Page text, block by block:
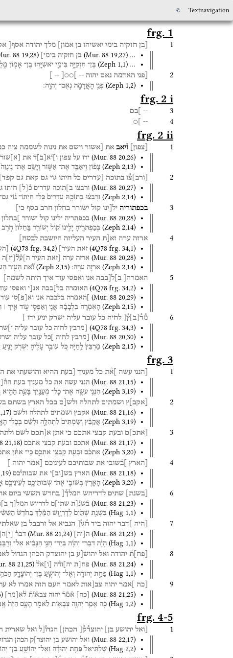
© Textnavigation
frg. 1
1 [בן חזקיה בימי יאשיהו בן אמון] מלך יהודה אסף[
…
(Mur. 88 19,27) בן חזקיה בימי] 88 19,28)
…
(Zeph 1,1) בֶּן־ חִזְקִיָּ֑ה בִּימֵ֛י יֹאשִׁיָּ֥הוּ בֶן־ אָמ֖וֹן
2 [פני האדמה נאם יהוה --
]○○[
--
(Zeph 1,2) פְּנֵ֥י הָאֲדָמָ֖ה נְאֻם־ יְהוָֽה׃
frg. 2 i
3
-- ]בם
4
--
]○
frg. 2 ii
1 צפון ו֯יאב את [אשור וישם את נינוה לשממה ציה
(Mur. 88 20,26) ידו על צפון ו]י֯א ב ד֯ את א שור֯
(Zeph 2,13) צָפ֔וֹן וִֽיאַבֵּ֖ד אֶת־ אַשּׁ֑וּר וְיָשֵׂ֤ם אֶת־ נִֽינְוֵה֙
2 ורב צ֯ו בתוכה [עדרים כל חיתו גוי גם קאת גם קפד]
(Mur. 88 20,27) ורבצו ב]תוכה עדרים כ֯ ל חיתו
(Zeph 2,14) וְרָבְצ֨וּ בְתוֹכָ֤הּ עֲדָרִים֙ כָּל־ חַיְתוֹ־ ג֔וֹי גַּם־
3 בכפתוריה יל[ינו קול ישורר בחלון חרב בסף כי]
(Mur. 88 20,28) בכפתריה ילינו קול ישורר ]בחלון
(Zeph 2,14) בְּכַפְתֹּרֶ֖יהָ יָלִ֑ינוּ ק֠וֹל יְשׁוֹרֵ֤ר בַּֽחַלּוֹן֙ חֹ֣רֶב
4 ארזה ערה זא[ת העיר העליזה היושבת לבטח]
(4Q78 frg. 34,1) זאת העיר] (4Q78 frg. 34,2)
(Mur. 88 20,28) ארזה ערה [זאת העיר ה]ע֯ל֯ יז ה
(Zeph 2,14) אַרְזָ֖ה עֵרָֽה׃ (Zeph 2,15) זֹ֞֠את הָעִ֤יר
5 האמרה[ ב]ל[בבה אני ואפסי עוד איך היתה לשמה]
(4Q78 frg. 34,2) האומרה בל]בבה אנ[י ואפסי
(Mur. 88 20,29) ]ה֯אמרה בלבבה אני וא פ סי עוד[
(Zeph 2,15) הָאֹֽמְרָה֙ בִּלְבָבָ֔הּ אֲנִ֖י וְאַפְסִ֣י ע֑וֹד אֵ֣יךְ ׀
6 מ֯ר֯ ב ץ֯[ לחיה כל עובר עליה ישרק יניע ידו
(4Q78 frg. 34,3) [מרבץ לחיה כל עובר עליה
(Mur. 88 20,30) [מרבץ לחיה ]כל עובר עליה
(Zeph 2,15) מַרְבֵּץ֙ לַֽחַיָּ֔ה כֹּ֚ל עוֹבֵ֣ר עָלֶ֔יהָ יִשְׁרֹ֖ק יָנִ֥יעַ
frg. 3
1 [הנני עשה ]א֯ת כל מעניך [בעת ההיא והושעתי את
(Mur. 88 21,15) הנני עשה את כל מעניך בעת הה֯
(Zeph 3,19) הִנְנִ֥י עֹשֶׂ֛ה אֶת־ כָּל־ מְעַנַּ֖יִךְ בָּעֵ֣ת הַהִ֑יא
2 אקב ץ ושמתים לתהלה ולש[ם בכל הארץ בשתם
(Mur. 88 21,16) אקבץ ושמתים לתהלה ולשם ,17)
(Zeph 3,19) אֲקַבֵּ֔ץ וְשַׂמְתִּים֙ לִתְהִלָּ֣ה וּלְשֵׁ֔ם בְּכָל־
3 אתכ ם ובעת קבצי אתכם כי אתן א[תכם לשם
(Mur. 88 21,17) אתכם ובעת קבצי אתכם 21,18)
(Zeph 3,20) אֶתְכֶ֔ם וּבָעֵ֖ת קַבְּצִ֣י אֶתְכֶ֑ם כִּֽי־ אֶתֵּ֨ן
4 [הארץ ]ב֯שובי את שבותיכם לעיניכם [אמר יהוה
(Mur. 88 21,18) הארץ בש וב י את שבותי֯כם ,19)
(Zeph 3,20) הָאָ֔רֶץ בְּשׁוּבִ֧י אֶת־ שְׁבוּתֵיכֶ֛ם לְעֵינֵיכֶ֖ם
6 בשנת שתים לדריהש המלך֯[ בחדש הששי ביום
(Mur. 88 21,23) ב֯שנ֯[ת שתי]ם לדריוש המל[ך
(Hag 1,1) בִּשְׁנַ֤ת שְׁתַּ֙יִם֙ לְדָרְיָ֣וֶשׁ הַמֶּ֔לֶךְ בַּחֹ֙דֶשׁ֙
7 [היה ]דבר יהוה ביד ח֯גי֯[ הנביא אל זרבבל בן
(Mur. 88 21,23) ה יה (Mur. 88 21,24) דבר֯ י ה
(Hag 1,1) הָיָ֨ה דְבַר־ יְהוָ֜ה בְּיַד־ חַגַּ֣י הַנָּבִ֗יא אֶל־
8 פח ת֯ יהודה ואל יהוש[ע בן יהוצדק הכהן הגדול
(Mur. 88 21,24) פח[ת יה]וד֯ה ו אל֯ 88 21,25)
(Hag 1,1) פַּחַ֣ת יְהוּדָ֔ה וְאֶל־ יְהוֹשֻׁ֧עַ בֶּן־ יְהוֹצָדָ֛ק
9 [כה ]אמר יהוה צב[אות לאמר העם הזה אמרו לא
(Mur. 88 21,25) כה א֯מ֯ר֯ יהוה צבא֯ו֯ת֯ ל֯א מר )
(Hag 1,2) כֹּ֥ה אָמַ֛ר יְהוָ֥ה צְבָא֖וֹת לֵאמֹ֑ר הָעָ֤ם הַזֶּה֙
frg. 4-5
1 [ואל יהושע בן] יהוצד֯ק֯[ הכהן] הגדו֯[ל ואל שארית
(Mur. 88 22,17) ואל יהושע בן יהוצד]ק הכהן
(Hag 2,2) שַׁלְתִּיאֵל֙ פַּחַ֣ת יְהוּדָ֔ה וְאֶל־ יְהוֹשֻׁ֥עַ בֶּן־